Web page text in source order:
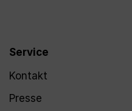
Service
Kontakt
Presse